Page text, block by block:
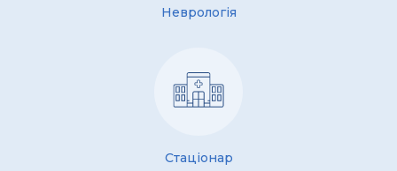
Неврологія
Стаціонар